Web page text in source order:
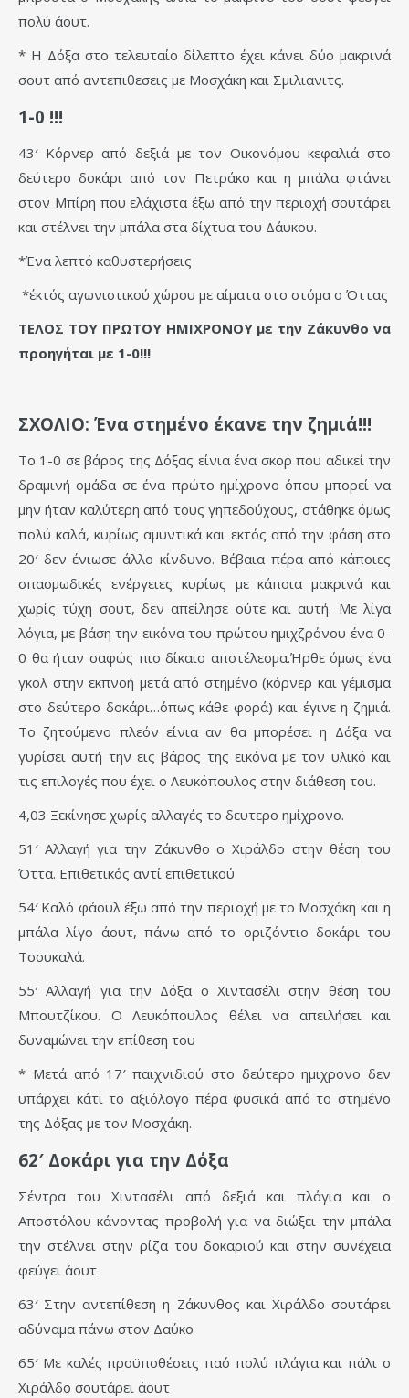
πολύ άουτ.
* Η Δόξα στο τελευταίο δίλεπτο έχει κάνει δύο μακρινά
σουτ από αντεπιθεσεις με Μοσχάκη και Σμιλιανιτς.
1-0 !!!
43′ Κόρνερ από δεξιά με τον Οικονόμου κεφαλιά στο
δεύτερο δοκάρι από τον Πετράκο και η μπάλα φτάνει
στον Μπίρη που ελάχιστα έξω από την περιοχή σουτάρει
και στέλνει την μπάλα στα δίχτυα του Δάυκου.
*Ένα λεπτό καθυστερήσεις
*έκτός αγωνιστικού χώρου με αίματα στο στόμα ο Όττας
ΤΕΛΟΣ ΤΟΥ ΠΡΩΤΟΥ ΗΜΙΧΡΟΝΟΥ με την Ζάκυνθο να
προηγήται με 1-0!!!
ΣΧΟΛΙΟ: Ένα στημένο έκανε την ζημιά!!!
Το 1-0 σε βάρος της Δόξας είνια ένα σκορ που αδικεί την
δραμινή ομάδα σε ένα πρώτο ημίχρονο όπου μπορεί να
μην ήταν καλύτερη από τους γηπεδούχους, στάθηκε όμως
πολύ καλά, κυρίως αμυντικά και εκτός από την φάση στο
20′ δεν ένιωσε άλλο κίνδυνο. Βέβαια πέρα από κάποιες
σπασμωδικές ενέργειες κυρίως με κάποια μακρινά και
χωρίς τύχη σουτ, δεν απείλησε ούτε και αυτή. Με λίγα
λόγια, με βάση την εικόνα του πρώτου ημιχζρόνου ένα 0-
0 θα ήταν σαφώς πιο δίκαιο αποτέλεσμα.Ήρθε όμως ένα
γκολ στην εκπνοή μετά από στημένο (κόρνερ και γέμισμα
στο δεύτερο δοκάρι…όπως κάθε φορά) και έγινε η ζημιά.
Το ζητούμενο πλεόν είνια αν θα μπορέσει η Δόξα να
γυρίσει αυτή την εις βάρος της εικόνα με τον υλικό και
τις επιλογές που έχει ο Λευκόπουλος στην διάθεση του.
4,03 Ξεκίνησε χωρίς αλλαγές το δευτερο ημίχρονο.
51′ Αλλαγή για την Ζάκυνθο ο Χιράλδο στην θέση του
Όττα. Επιθετικός αντί επιθετικού
54′ Καλό φάουλ έξω από την περιοχή με το Μοσχάκη και η
μπάλα λίγο άουτ, πάνω από το οριζόντιο δοκάρι του
Τσουκαλά.
55′ Αλλαγή για την Δόξα ο Χιντασέλι στην θέση του
Μπουτζίκου. Ο Λευκόπουλος θέλει να απειλήσει και
δυναμώνει την επίθεση του
* Μετά από 17′ παιχνιδιού στο δεύτερο ημιχρονο δεν
υπάρχει κάτι το αξιόλογο πέρα φυσικά από το στημένο
της Δόξας με τον Μοσχάκη.
62′ Δοκάρι για την Δόξα
Σέντρα του Χιντασέλι από δεξιά και πλάγια και ο
Αποστόλου κάνοντας προβολή για να διώξει την μπάλα
την στέλνει στην ρίζα του δοκαριού και στην συνέχεια
φεύγει άουτ
63′ Στην αντεπίθεση η Ζάκυνθος και Χιράλδο σουτάρει
αδύναμα πάνω στον Δαύκο
65′ Με καλές προϋποθέσεις παό πολύ πλάγια και πάλι ο
Χιράλδο σουτάρει άουτ